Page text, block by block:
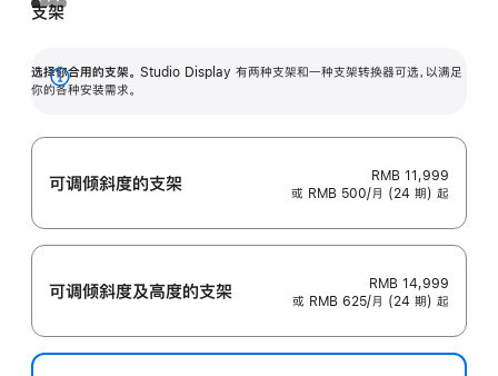
支架
选择你合用的支架。 Studio Display 有两种支架和一种支架转换器可选，以满足
你的各种安装需求。
展
可调倾斜度的支架
RMB 11,999
或 RMB 500/月 (24 期) 起
可调倾斜度及高‍度的支‍架
RMB 14,999
或 RMB 625/月 (24 期) 起